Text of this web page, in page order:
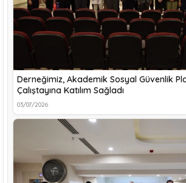
Derneğimiz, Akademik Sosyal Güvenlik
Çalıştayına Katılım Sağladı
03/07/2026